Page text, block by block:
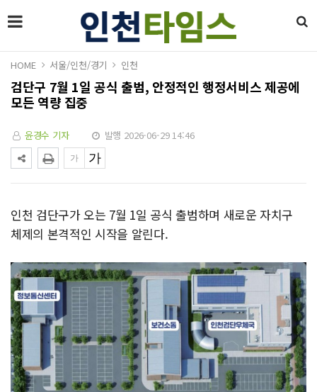
HOME 서울/인천/경기 인천
검단구 7월 1일 공식 출범, 안정적인 행정서비스 제공에
모든 역량 집중
윤경수 기자 발행 2026-06-29 14:46
인천 검단구가 오는 7월 1일 공식 출범하며 새로운 자치구
체제의 본격적인 시작을 알린다.